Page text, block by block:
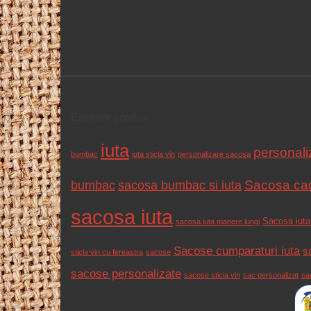
bumbac iuta iuta sticla vin personalizare sacosa
bumbac sacosa bumbac si iuta Sacosa
sacosa iuta sacosa iuta manere lungi Sacosa
sticla vin cu fereastra sacose Sacose cumparaturi iuta
sacose personalizate sacose sticla vin sac personalizat